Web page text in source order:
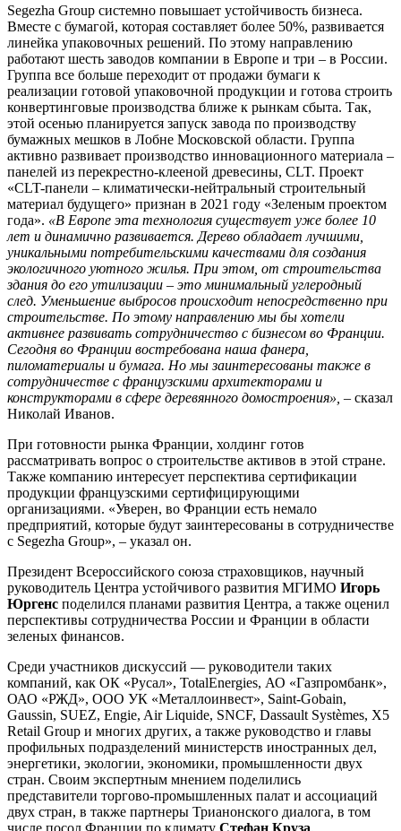
Segezha Group системно повышает устойчивость бизнеса.
Вместе с бумагой, которая составляет более 50%, развивается
линейка упаковочных решений. По этому направлению
работают шесть заводов компании в Европе и три – в России.
Группа все больше переходит от продажи бумаги к
реализации готовой упаковочной продукции и готова строить
конвертинговые производства ближе к рынкам сбыта. Так,
этой осенью планируется запуск завода по производству
бумажных мешков в Лобне Московской области. Группа
активно развивает производство инновационного материала –
панелей из перекрестно-клееной древесины, CLT. Проект
«CLT-панели – климатически-нейтральный строительный
материал будущего» признан в 2021 году «Зеленым проектом
года». «В Европе эта технология существует уже более 10
лет и динамично развивается. Дерево обладает лучшими,
уникальными потребительскими качествами для создания
экологичного уютного жилья. При этом, от строительства
здания до его утилизации – это минимальный углеродный
след. Уменьшение выбросов происходит непосредственно при
строительстве. По этому направлению мы бы хотели
активнее развивать сотрудничество с бизнесом во Франции.
Сегодня во Франции востребована наша фанера,
пиломатериалы и бумага. Но мы заинтересованы также в
сотрудничестве с французскими архитекторами и
конструкторами в сфере деревянного домостроения», – сказал
Николай Иванов.
При готовности рынка Франции, холдинг готов
рассматривать вопрос о строительстве активов в этой стране.
Также компанию интересует перспектива сертификации
продукции французскими сертифицирующими
организациями. «Уверен, во Франции есть немало
предприятий, которые будут заинтересованы в сотрудничестве
с Segezha Group», – указал он.
Президент Всероссийского союза страховщиков, научный
руководитель Центра устойчивого развития МГИМО Игорь
Юргенс поделился планами развития Центра, а также оценил
перспективы сотрудничества России и Франции в области
зеленых финансов.
Среди участников дискуссий — руководители таких
компаний, как ОК «Русал», TotalEnergies, АО «Газпромбанк»,
ОАО «РЖД», ООО УК «Металлоинвест», Saint-Gobain,
Gaussin, SUEZ, Engie, Air Liquide, SNCF, Dassault Systèmes, X5
Retail Group и многих других, а также руководство и главы
профильных подразделений министерств иностранных дел,
энергетики, экологии, экономики, промышленности двух
стран. Своим экспертным мнением поделились
представители торгово-промышленных палат и ассоциаций
двух стран, в также партнеры Трианонского диалога, в том
числе посол Франции по климату Стефан Круза,